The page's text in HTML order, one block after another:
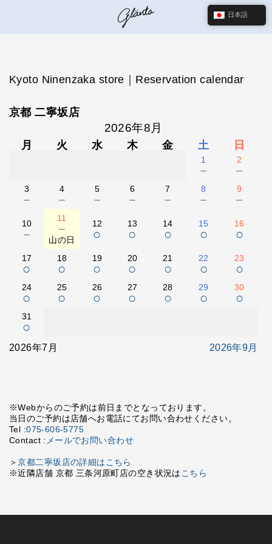
Kyoto Ninenzaka store｜Reservation calendar
京都 二寧坂店
2026年8月
月 火 水 木 金 土 日
1
－
2
－
3
－
4
－
5
－
6
－
7
－
8
－
9
－
10
－
11
－
山の日
12
○
13
○
14
○
15
○
16
○
17
○
18
○
19
○
20
○
21
○
22
○
23
○
24
○
25
○
26
○
27
○
28
○
29
○
30
○
31
○
2026年7月 2026年9月
※Webからのご予約は前日までとなっております。
当日のご予約は店舗へお電話にてお問い合わせください。
Tel :075-606-5775
Contact : メールでお問い合わせ
＞京都二寧坂店の詳細はこちら
※近隣店舗 京都 三条河原町店の空き状況は こちら
日本語